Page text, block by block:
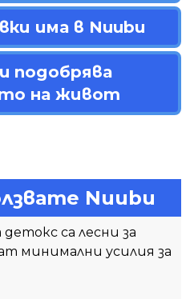
има в Nuubu
подобрява
на живот
Nuubu
са лесни за
минимални усилия за